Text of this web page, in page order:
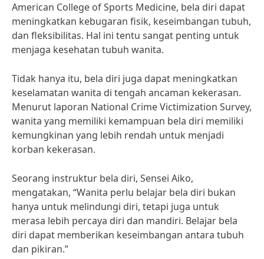
American College of Sports Medicine, bela diri dapat
meningkatkan kebugaran fisik, keseimbangan tubuh,
dan fleksibilitas. Hal ini tentu sangat penting untuk
menjaga kesehatan tubuh wanita.
Tidak hanya itu, bela diri juga dapat meningkatkan
keselamatan wanita di tengah ancaman kekerasan.
Menurut laporan National Crime Victimization Survey,
wanita yang memiliki kemampuan bela diri memiliki
kemungkinan yang lebih rendah untuk menjadi
korban kekerasan.
Seorang instruktur bela diri, Sensei Aiko,
mengatakan, “Wanita perlu belajar bela diri bukan
hanya untuk melindungi diri, tetapi juga untuk
merasa lebih percaya diri dan mandiri. Belajar bela
diri dapat memberikan keseimbangan antara tubuh
dan pikiran.”